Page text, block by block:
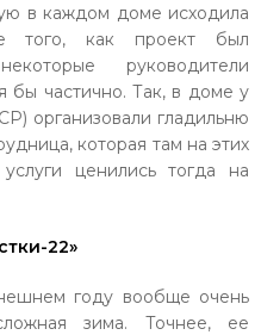
в каждом доме исходила
того, как проект был
руководители
бы частично. Так, в доме у
организовали гладильню
которая там на этих
ценились тогда на
22»
году вообще очень
зима. Точнее, ее